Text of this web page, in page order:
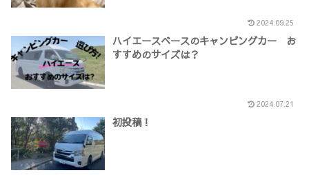
2024.09.25
ハイエースベースのキャンピングカー お
すすめのサイズは？
2024.07.21
初投稿！